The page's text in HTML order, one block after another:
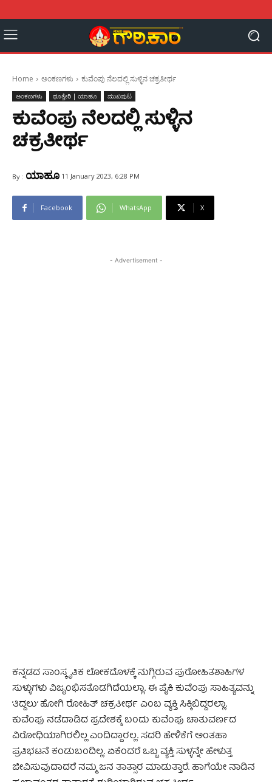
Home ಅಂಕಣಗಳು ಕುವೆಂಪು ನೆಲದಲ್ಲಿ ಸುಳ್ಳಿನ ಚಕ್ರತೀರ್ಥ
ಅಂಕಣಗಳು ಥೂತ್ತೇರಿ | ಯಾಹೂ ಮುಖಪುಟ
ಕುವೆಂಪು ನೆಲದಲ್ಲಿ ಸುಳ್ಳಿನ
ಚಕ್ರತೀರ್ಥ
By : ಯಾಹೂ 11 January 2023, 6:28 PM
Facebook WhatsApp X
- Advertisement -
ಕನ್ನಡದ ಸಾಂಸ್ಕೃತಿಕ ಲೋಕದೊಳಕ್ಕೆ ನುಗ್ಗಿರುವ ಪುರೋಹಿತಶಾಹಿಗಳ
ಸುಳ್ಳುಗಳು ವಿಜೃಂಭಿಸತೊಡಗಿದೆಯಲ್ಲಾ. ಈ ಪೈಕಿ ಕುವೆಂಪು ಸಾಹಿತ್ಯವನ್ನು
’ತಿದ್ದಲು’ ಹೋಗಿ ರೋಹಿತ್ ಚಕ್ರತೀರ್ಥ ಎಂಬ ವ್ಯಕ್ತಿ ಸಿಕ್ಕಿಬಿದ್ದರಲ್ಲಾ.
ಕುವೆಂಪು ನಡೆದಾಡಿದ ಪ್ರದೇಶಕ್ಕೆ ಬಂದು ಕುವೆಂಪು ಚಾತುವರ್ಣದ
ವಿರೋಧಿಯಾಗಿರಲಿಲ್ಲ ಎಂದಿದ್ದಾರಲ್ಲ. ಸದರಿ ಹೇಳಿಕೆಗೆ ಅಂತಹಾ
ಪ್ರತಿಭಟನೆ ಕಂಡುಬಂದಿಲ್ಲ. ಏಕೆಂದರೆ ಒಬ್ಬ ವ್ಯಕ್ತಿ ಸುಳ್ಳನ್ನೇ ಹೇಳುತ್ತ
ಜೀವಿಸುವುದಾದರೆ ನಮ್ಮ ಜನ ತಾತ್ಸಾರ ಮಾಡುತ್ತಾರೆ. ಹಾಗೆಯೇ ನಾಡಿನ